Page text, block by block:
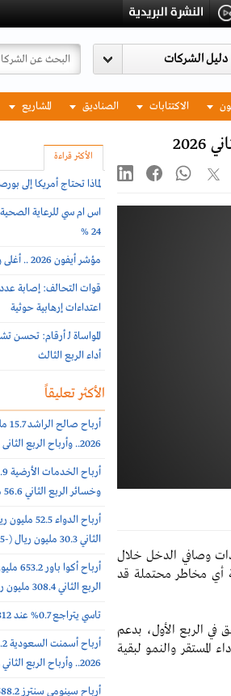
الاكتتابات الصناديق المشاريع
وصافي الدخل خلال
أي مخاطر محتملة قد
الربع الأول، بدعم
المستقر والنمو لبقية
الأكثر قراءة
لماذا تحتاج أمريكا إلى
اس ام سي للرعاية الصحية
24 %
مؤشر أيفون 2026 .. أغلى وأرخص دول العالم لشراء الجوال
اعتداءات إرهابية حوثية
المواساة لـ أرقام:
أداء الربع الثالث
الأكثر تعليقاً
2026.. وأرباح الربع الثانى 6.4 مليون ريال (-64%)
وخسائر الربع الثاني 56.6 مليون ريال
الثاني 30.3 مليون ريال (-65%)
الربع الثاني 308.4 مليون ريال
تاسي يتراجع 0.7% عند 10812 نقطة.. بتداولات 5.7 مليار ريال
2026.. وأرباح الربع الثاني 102 مليون ريال (+7%)